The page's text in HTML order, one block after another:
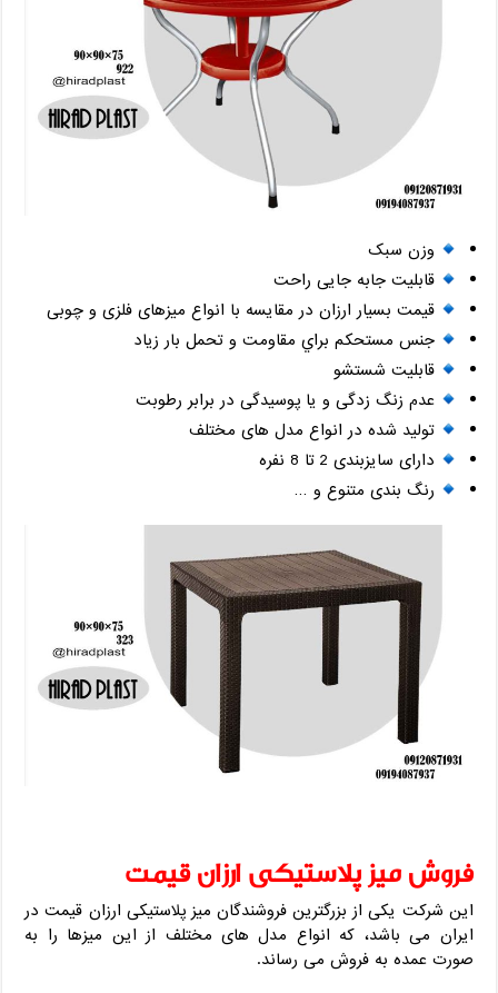
وزن سبک
قابلیت جابه جایی راحت
قیمت بسیار ارزان در مقایسه با انواع میزهای فلزی و چوبی
جنس مستحكم براي مقاومت و تحمل بار زیاد
قابلیت شستشو
عدم زنگ زدگی و یا پوسیدگی در برابر رطوبت
تولید شده در انواع مدل های مختلف
دارای سایزبندی 2 تا 8 نفره
رنگ بندی متنوع و …
فروش میز پلاستیکی ارزان قیمت
این شرکت یکی از بزرگترین فروشندگان میز پلاستیکی ارزان قیمت در
ایران می باشد، که انواع مدل های مختلف از این میزها را به
صورت عمده به فروش می رساند.